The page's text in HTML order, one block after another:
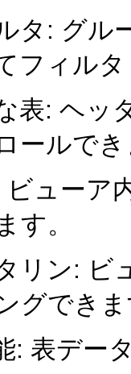
タ: グル
フィル
表: ヘッ
ールで
ューア
す。
リン: ビ
グでき
: 表デー